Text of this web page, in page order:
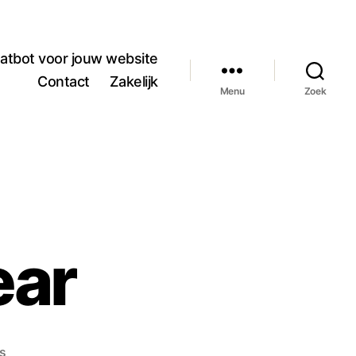
voor jouw website
Contact
Zakelijk
Menu Zoek
op